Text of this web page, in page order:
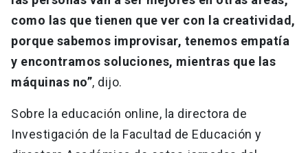
como las que tienen que ver con la creatividad,
porque sabemos improvisar, tenemos empatía
y encontramos soluciones, mientras que las
máquinas no”, dijo.
Sobre la educación online, la directora de
Investigación de la Facultad de Educación y